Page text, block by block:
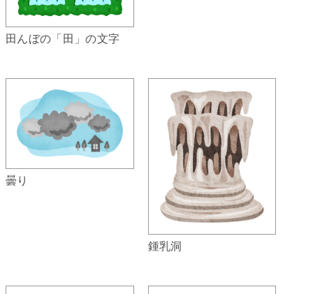
田んぼの「田」の文字
曇り
鍾乳洞